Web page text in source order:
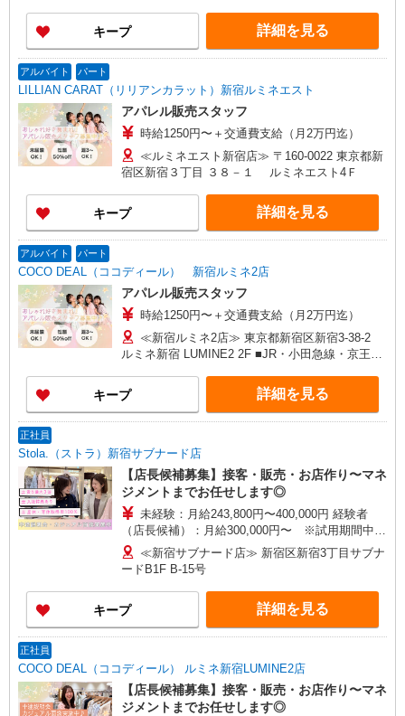
番街店／ミナモア広島店／博多阪急店／天神ソラ
リアプラザ店 ▽他、詳しくは備考をご参照くださ
い。
3万円まで交通費支給 ※試用期間（2〜3ヶ月）も
同条件 【手当】固定残業手当／資格手当／店舗職
制手当／住宅手当（実家外かつ賃貸の場合のみ別
当の種類はエリアにより異なります。詳細は面接
時にお尋ねください。 ＼入社３大特典キャンペー
ン実施中！／※詳細は備考欄にて
キープ 詳細を見る
アルバイト パート
LILLIAN CARAT（リリアンカラット）新宿ルミネエスト
アパレル販売スタッフ
時給1250円〜＋交通費支給（月2万円迄）
≪ルミネエスト新宿店≫ 〒160-0022 東京都新
宿区新宿３丁目 ３８－１ ルミネエスト4Ｆ
キープ 詳細を見る
アルバイト パート
COCO DEAL（ココディール） 新宿ルミネ2店
アパレル販売スタッフ
時給1250円〜＋交通費支給（月2万円迄）
≪新宿ルミネ2店≫ 東京都新宿区新宿3-38-2
ルミネ新宿 LUMINE2 2F ■JR・小田急線・京王線
キープ 詳細を見る
正社員
Stola.（ストラ）新宿サブナード店
【店長候補募集】接客・販売・お店作り〜マネ
ジメントまでお任せします◎
未経験：月給243,800円〜400,000円 経験者
（店長候補）：月給300,000円〜 ※試用期間中は
270,000円〜 ★固定残業手当：30,800円（月給に
含む） ※経験・能力考慮 ※固定残業時間は1ヶ月
あたり20時間、超過時は追加で残業手当支給 ※月
3万円まで交通費支給 ※試用期間（2〜3ヶ月）も
同条件 【手当】固定残業手当／資格手当／店舗職
制手当／住宅手当（実家外かつ賃貸の場合のみ別
当の種類はエリアにより異なります。詳細は面接
時にお尋ねください。
≪新宿サブナード店≫ 新宿区新宿3丁目サブナ
ードB1F B-15号
キープ 詳細を見る
正社員
COCO DEAL（ココディール） ルミネ新宿LUMINE2店
【店長候補募集】接客・販売・お店作り〜マネ
ジメントまでお任せします◎